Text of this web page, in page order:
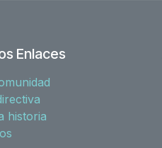
Enlaces
historia